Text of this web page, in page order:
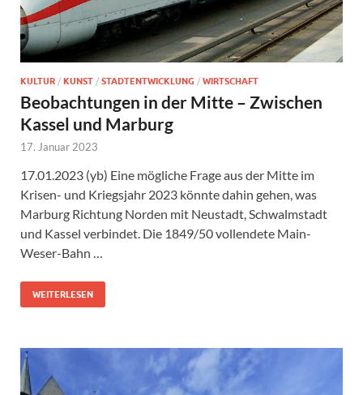
KULTUR / KUNST / STADTENTWICKLUNG / WIRTSCHAFT
Beobachtungen in der Mitte – Zwischen
Kassel und Marburg
17. Januar 2023
17.01.2023 (yb) Eine mögliche Frage aus der Mitte im
Krisen- und Kriegsjahr 2023 könnte dahin gehen, was
Marburg Richtung Norden mit Neustadt, Schwalmstadt
und Kassel verbindet. Die 1849/50 vollendete Main-
Weser-Bahn …
WEITERLESEN